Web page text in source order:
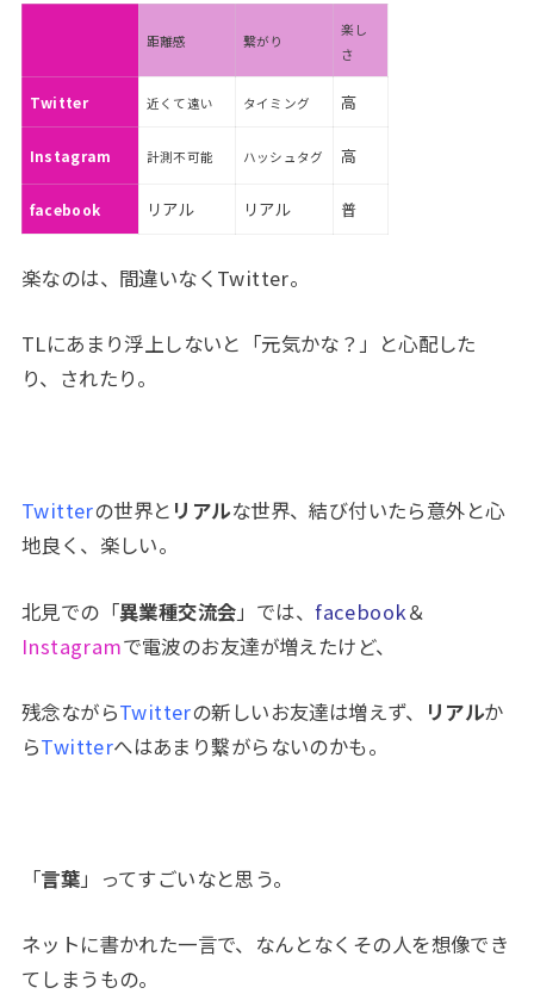
距離感 繋がり
楽し
さ
Twitter 近くて遠い タイミング 高
Instagram 計測不可能 ハッシュタグ 高
facebook リアル リアル 普
楽なのは、間違いなくTwitter。
TLにあまり浮上しないと「元気かな？」と心配した
り、されたり。
Twitterの世界と リアルな世界、結び付いたら意外と心
地良く、楽しい。
北見での「異業種交流会」では、facebook＆
Instagramで電波のお友達が増えたけど、
残念ながらTwitterの新しいお友達は増えず、 リアルか
らTwitterへはあまり繋がらないのかも。
「言葉」ってすごいなと思う。
ネットに書かれた一言で、なんとなくその人を想像でき
てしまうもの。